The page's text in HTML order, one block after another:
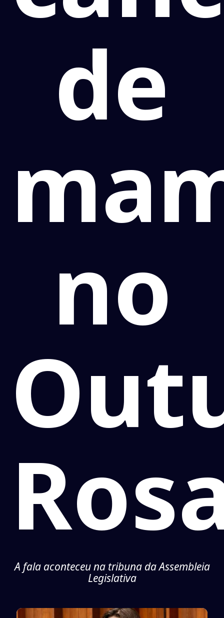
de
no
A fala aconteceu na tribuna da Assembleia
Legislativa